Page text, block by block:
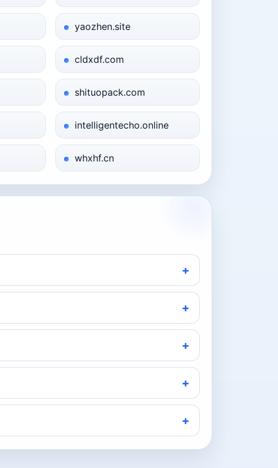
yaozhen.site
cldxdf.com
shituopack.com
intelligentecho.online
whxhf.cn